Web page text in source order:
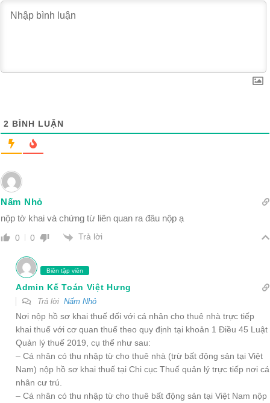
2 BÌNH LUẬN
Nấm Nhỏ
nộp tờ khai và chứng từ liên quan ra đâu nộp ạ
0 0 Trả lời
Biên tập viên
Admin Kế Toán Việt Hưng
Trả lời Nấm Nhỏ
Nơi nộp hồ sơ khai thuế đối với cá nhân cho thuê nhà trực tiếp
khai thuế với cơ quan thuế theo quy định tại khoản 1 Điều 45 Luật
Quản lý thuế 2019, cụ thể như sau:
– Cá nhân có thu nhập từ cho thuê nhà (trừ bất động sản tại Việt
Nam) nộp hồ sơ khai thuế tại Chi cục Thuế quản lý trực tiếp nơi cá
nhân cư trú.
– Cá nhân có thu nhập từ cho thuê bất động sản tại Việt Nam nộp